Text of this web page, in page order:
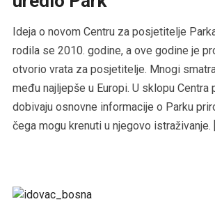
Ideja o novom Centru za posjetitelje
rodila se 2010. godine, a ove godine je
otvorio vrata za posjetitelje. Mnogi
među najljepše u Europi. U sklopu
dobivaju osnovne informacije o Parku
čega mogu krenuti u njegovo istraživanje.